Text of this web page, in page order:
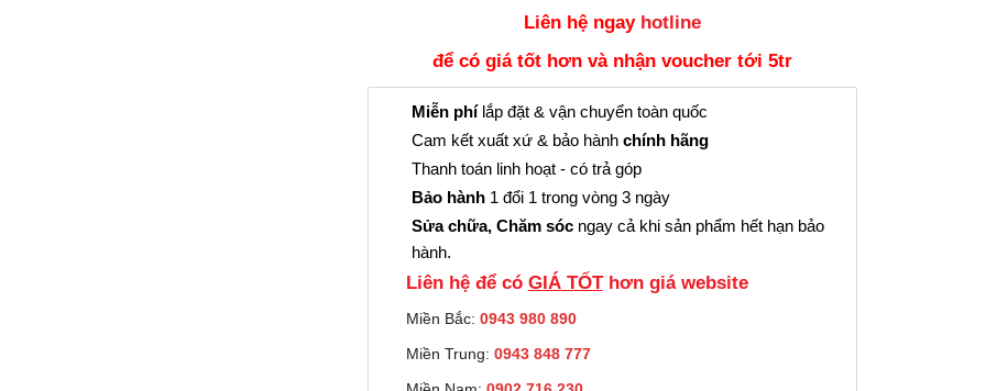
Liên hệ ngay hotline
để có giá tốt hơn và nhận voucher tới 5tr
Miễn phílắp đặt & vận chuyển toàn quốc
Cam kết xuất xứ & bảo hành chính hãng
Thanh toán linh hoạt - có trả góp
Bảo hành 1 đổi 1 trong vòng 3 ngày
Sửa chữa, Chăm sóc ngay cả khi sản phẩm hết hạn bảo
hành.
Liên hệ để có GIÁ TỐThơn giá website
Miền Bắc: 0943 980 890
Miền Trung: 0943 848 777